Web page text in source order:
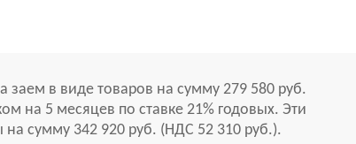
заем в виде товаров на сумму 279 580 руб.
на 5 месяцев по ставке 21% годовых. Эти
сумму 342 920 руб. (НДС 52 310 руб.).